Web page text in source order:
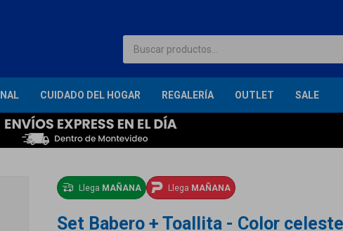
CUIDADO DEL HOGAR REGALERÍA OUTLET SALE
Llega MAÑANA Llega MAÑANA
Set Babero + Toallita - Color celeste